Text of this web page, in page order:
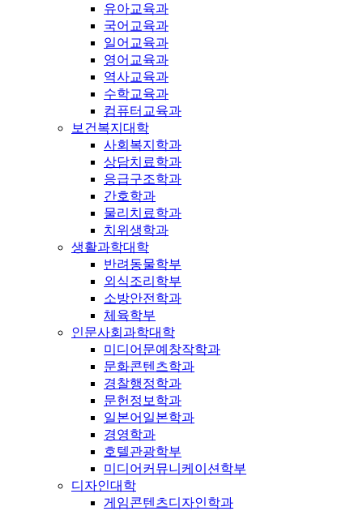
유아교육과
국어교육과
일어교육과
영어교육과
역사교육과
수학교육과
컴퓨터교육과
보건복지대학
사회복지학과
상담치료학과
응급구조학과
간호학과
물리치료학과
치위생학과
생활과학대학
반려동물학부
외식조리학부
소방안전학과
체육학부
인문사회과학대학
미디어문예창작학과
문화콘텐츠학과
경찰행정학과
문헌정보학과
일본어일본학과
경영학과
호텔관광학부
미디어커뮤니케이션학부
디자인대학
게임콘텐츠디자인학과